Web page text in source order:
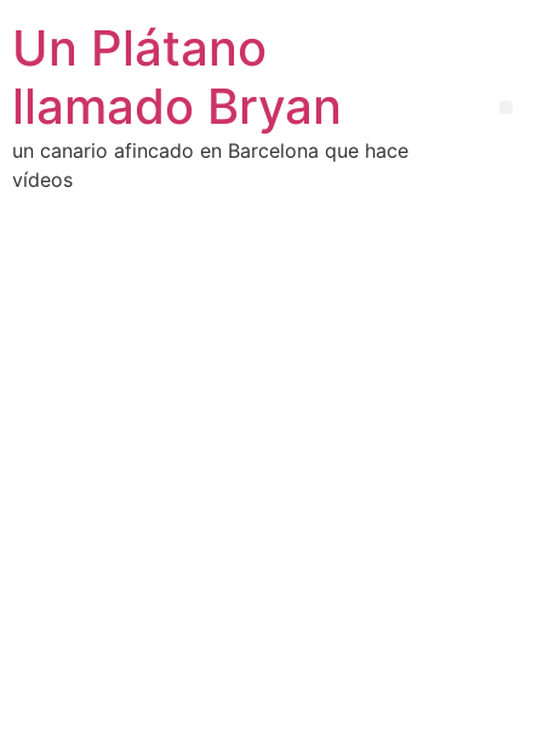
Un Plátano
llamado Bryan
un canario afincado en Barcelona que hace
vídeos